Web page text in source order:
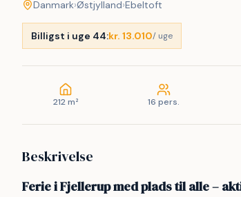
Danmark›Østjylland›Ebeltoft
Billigst i uge 44:kr. 13.010/ uge
212 m² 16 pers.
Beskrivelse
Ferie i Fjellerup med plads til alle –